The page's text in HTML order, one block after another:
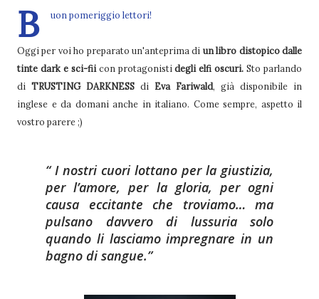
B uon pomeriggio lettori!
Oggi per voi ho preparato un'anteprima di un libro distopico dalle
tinte dark e sci-fiicon protagonistidegli elfi oscuri. Sto parlando
di TRUSTING DARKNESS di Eva Fariwald, già disponibile in
inglese e da domani anche in italiano. Come sempre, aspetto il
vostro parere ;)
I nostri cuori lottano per la giustizia,
per l’amore, per la gloria, per ogni
causa eccitante che troviamo… ma
pulsano davvero di lussuria solo
quando li lasciamo impregnare in un
bagno di sangue.